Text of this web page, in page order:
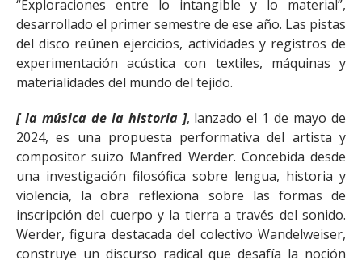
“Exploraciones entre lo intangible y lo material”,
desarrollado el primer semestre de ese año. Las pistas
del disco reúnen ejercicios, actividades y registros de
experimentación acústica con textiles, máquinas y
materialidades del mundo del tejido.
[ la música de la historia ], lanzado el 1 de mayo de
2024, es una propuesta performativa del artista y
compositor suizo Manfred Werder. Concebida desde
una investigación filosófica sobre lengua, historia y
violencia, la obra reflexiona sobre las formas de
inscripción del cuerpo y la tierra a través del sonido.
Werder, figura destacada del colectivo Wandelweiser,
construye un discurso radical que desafía la noción